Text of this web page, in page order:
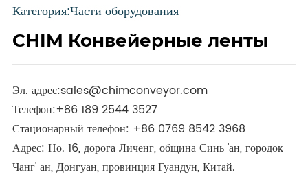
Категория:Части оборудования
CHIM Конвейерные ленты
Эл. адрес:sales@chimconveyor.com
Телефон:+86 189 2544 3527
Стационарный телефон: +86 0769 8542 3968
Адрес: Но. 16, дорога Личенг, община Синь 'ан, городок
Чанг' ан, Донгуан, провинция Гуандун, Китай.